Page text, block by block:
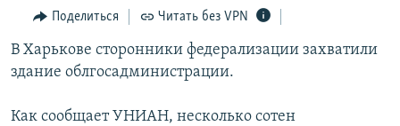
Вернутся
поиску
ИНТЕРАКТИВ
ИНФОГРАФИКА
ТЕЛЕПРОЕКТ КРЫМ.РЕАЛИИ
СОВЕТЫ ПРАВОЗАЩИТНИКОВ
РАДІО СВОБОДА
КАК ОБОЙТИ БЛОКИРОВКУ
Поделиться Читать без VPN
В Харькове сторонники федерализации захватили
здание облгосадминистрации.
Как сообщает УНИАН, несколько сотен